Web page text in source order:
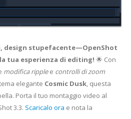
design stupefacente—OpenShot
tua esperienza di editing! 🌟 Con
modifica ripplee controlli di zoom
elegante Cosmic Dusk, questa
Porta il tuo montaggio video al
3.3. Scaricalo ora e nota la